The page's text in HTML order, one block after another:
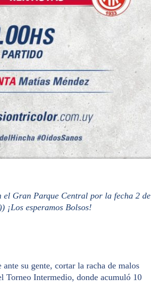
el Gran Parque Central por la fecha 2
¡Los esperamos Bolsos!
su gente, cortar la racha de malos
Torneo Intermedio, donde acumuló 10